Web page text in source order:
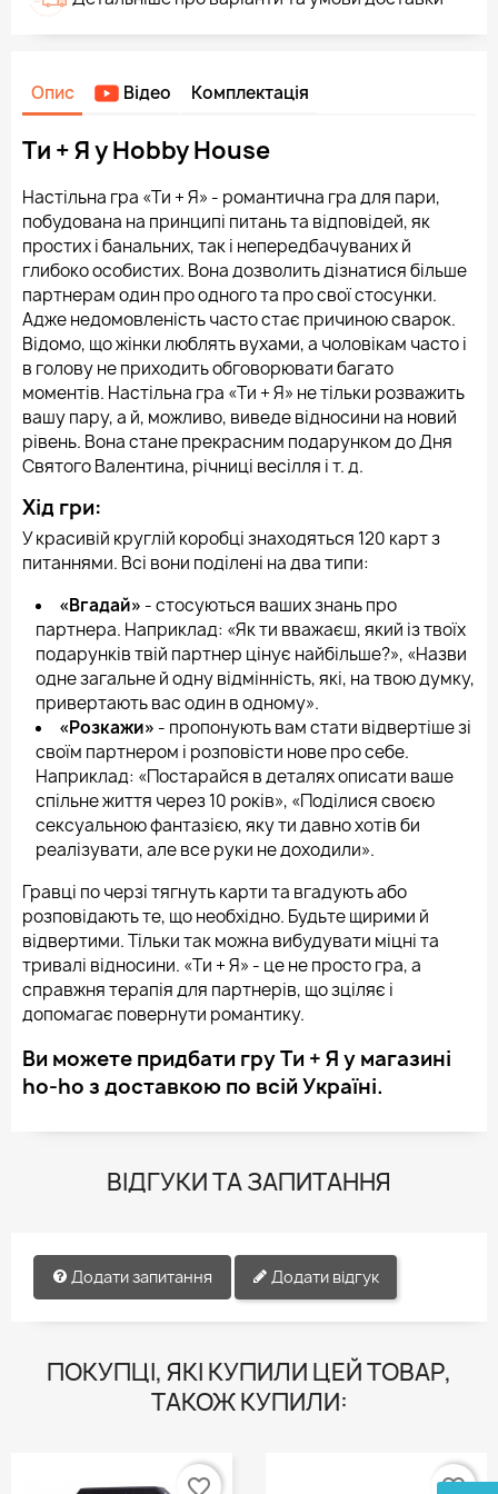
Опис Відео Комплектація
Ти + Я у Hobby House
Настільна гра «Ти + Я» - романтична гра для пари,
побудована на принципі питань та відповідей, як
простих і банальних, так і непередбачуваних й
глибоко особистих. Вона дозволить дізнатися більше
партнерам один про одного та про свої стосунки.
Адже недомовленість часто стає причиною сварок.
Відомо, що жінки люблять вухами, а чоловікам часто і
в голову не приходить обговорювати багато
моментів. Настільна гра «Ти + Я» не тільки розважить
вашу пару, а й, можливо, виведе відносини на новий
рівень. Вона стане прекрасним подарунком до Дня
Святого Валентина, річниці весілля і т. д.
Хід гри:
У красивій круглій коробці знаходяться 120 карт з
питаннями. Всі вони поділені на два типи:
«Вгадай» - стосуються ваших знань про
партнера. Наприклад: «Як ти вважаєш, який із твоїх
подарунків твій партнер цінує найбільше?», «Назви
одне загальне й одну відмінність, які, на твою думку,
привертають вас один в одному».
«Розкажи» - пропонують вам стати відвертіше зі
своїм партнером і розповісти нове про себе.
Наприклад: «Постарайся в деталях описати ваше
спільне життя через 10 років», «Поділися своєю
сексуальною фантазією, яку ти давно хотів би
реалізувати, але все руки не доходили».
Гравці по черзі тягнуть карти та вгадують або
розповідають те, що необхідно. Будьте щирими й
відвертими. Тільки так можна вибудувати міцні та
тривалі відносини. «Ти + Я» - це не просто гра, а
справжня терапія для партнерів, що зціляє і
допомагає повернути романтику.
Ви можете придбати гру Ти + Я у магазині
ho-ho з доставкою по всій Україні.
ВІДГУКИ ТА ЗАПИТАННЯ
Додати запитання Додати відгук
ПОКУПЦІ, ЯКІ КУПИЛИ ЦЕЙ ТОВАР,
ТАКОЖ КУПИЛИ:
favorite_border favorite_border